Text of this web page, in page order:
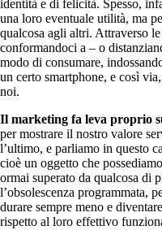
identità e di felicità. Spesso,
una loro eventuale utilità, ma
qualcosa agli altri. Attraverso
conformandoci a – o
modo di consumare,
un certo smartphone, e così
noi.
Il marketing fa leva proprio
per mostrare il nostro valore
l’ultimo, e parliamo in questo
cioè un oggetto che
ormai superato da qualcosa di
l’obsolescenza programmata,
durare sempre meno e
rispetto al loro effettivo